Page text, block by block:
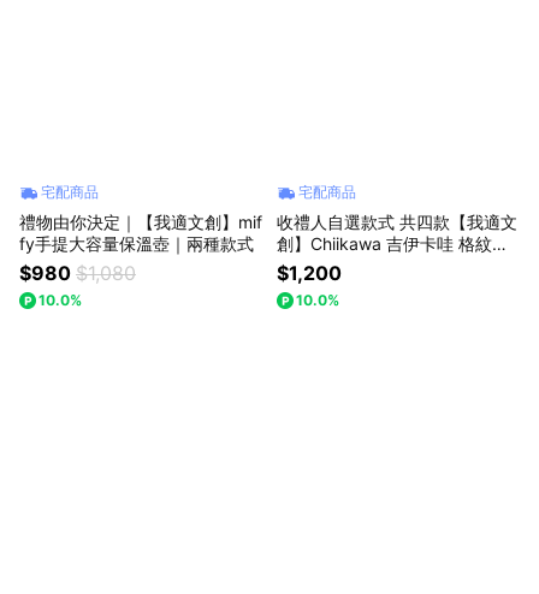
宅配商品
禮物由你決定｜【我適文創】mif
fy手提大容量保溫壺｜兩種款式
$980 $1,080
10.0%
宅配商品
收禮人自選款式 共四款【我適文
創】Chiikawa 吉伊卡哇 格紋托
特包
$1,200
10.0%